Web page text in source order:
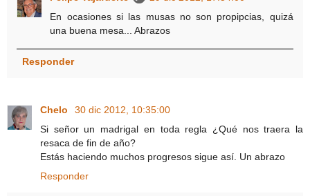
En ocasiones si las musas no son propipcias, quizá
una buena mesa... Abrazos
Responder
Chelo
30 dic 2012, 10:35:00
Si señor un madrigal en toda regla ¿Qué nos traera la
resaca de fin de año?
Estás haciendo muchos progresos sigue así. Un abrazo
Responder